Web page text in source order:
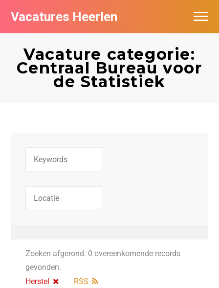
Vacatures Heerlen
Vacature categorie:
Centraal Bureau voor
de Statistiek
Zoeken afgerond. 0 overeenkomende records
gevonden.
Herstel
RSS
Vacatures per bedrijf in Heerlen
De populairste vacatures in Heerlen